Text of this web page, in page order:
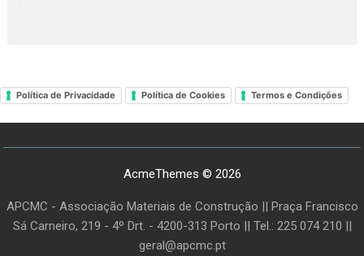
Política de Privacidade Política de Cookies Termos e Condições
AcmeThemes © 2026
APCMC - Associação Materiais de Construção || Praça Francisco
Sá Carneiro, 219 - 4º Drt. - 4200-313 Porto || Tel.: 225 074 210 ||
geral@apcmc.pt